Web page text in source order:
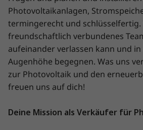
Photovoltaikanlagen,
termingerecht und schlüsselfertig.
freundschaftlich verbundenes
aufeinander verlassen kann und
Augenhöhe begegnen. Was uns
zur Photovoltaik und den
freuen uns auf dich!
Deine Mission als Verkäufer für